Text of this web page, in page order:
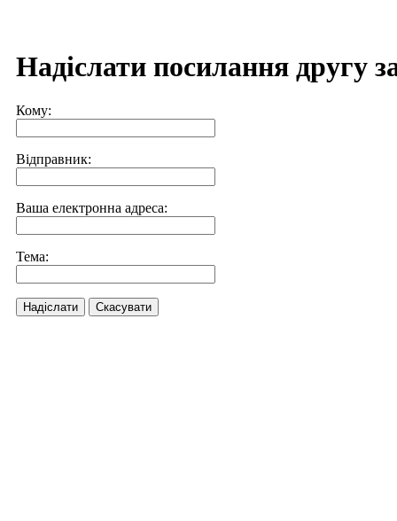
Надіслати посилання другу
Кому:
Відправник:
Ваша електронна адреса:
Тема:
Надіслати Скасувати